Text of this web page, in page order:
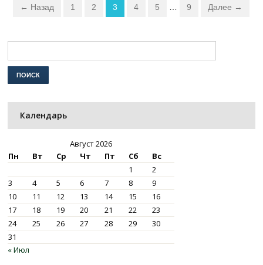
← Назад 1 2 3 4 5 9 Далее →
Календарь
Август 2026
Пн
Вт Ср Чт Пт Сб
Вс
1
2
3
4 5 6 7 8
9
10
11 12 13 14 15
16
17
18 19 20 21 22
23
24
25 26 27 28 29
30
31
« Июл